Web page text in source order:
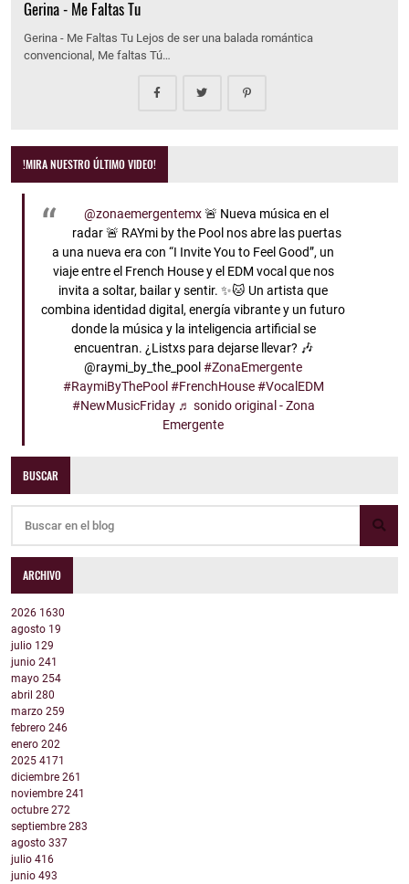
Gerina - Me Faltas Tu
Gerina - Me Faltas Tu Lejos de ser una balada romántica
convencional, Me faltas Tú…
!MIRA NUESTRO ÚLTIMO VIDEO!
@zonaemergentemx🚨 Nueva música en el
radar 🚨 RAYmi by the Pool nos abre las puertas
a una nueva era con “I Invite You to Feel Good”, un
viaje entre el French House y el EDM vocal que nos
invita a soltar, bailar y sentir. ✨🐱 Un artista que
combina identidad digital, energía vibrante y un futuro
donde la música y la inteligencia artificial se
encuentran. ¿Listxs para dejarse llevar? 🎶
@raymi_by_the_pool#ZonaEmergente
#RaymiByThePool #FrenchHouse #VocalEDM
#NewMusicFriday ♬ sonido original - Zona
Emergente
BUSCAR
ARCHIVO
2026 1630
agosto 19
julio 129
junio 241
mayo 254
abril 280
marzo 259
febrero 246
enero 202
2025 4171
diciembre 261
noviembre 241
octubre 272
septiembre 283
agosto 337
julio 416
junio 493